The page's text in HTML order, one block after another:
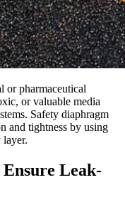
or pharmaceutical
or valuable media
Safety diaphragm
and tightness by using
layer.
Leak-